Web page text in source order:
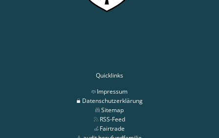
Quicklinks
Impressum
Datenschutzerklärung
Sitemap
RSS-Feed
Fairtrade